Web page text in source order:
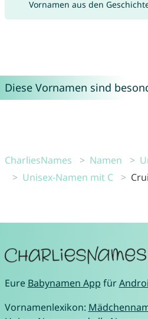
Vornamen aus den
Diese Vornamen sind
CharliesNames Namen
Unisex-Namen mit C
Eure Babynamen App für
Vornamenlexikon: